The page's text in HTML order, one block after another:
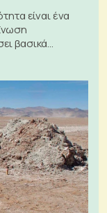
είναι ένα
βασικά